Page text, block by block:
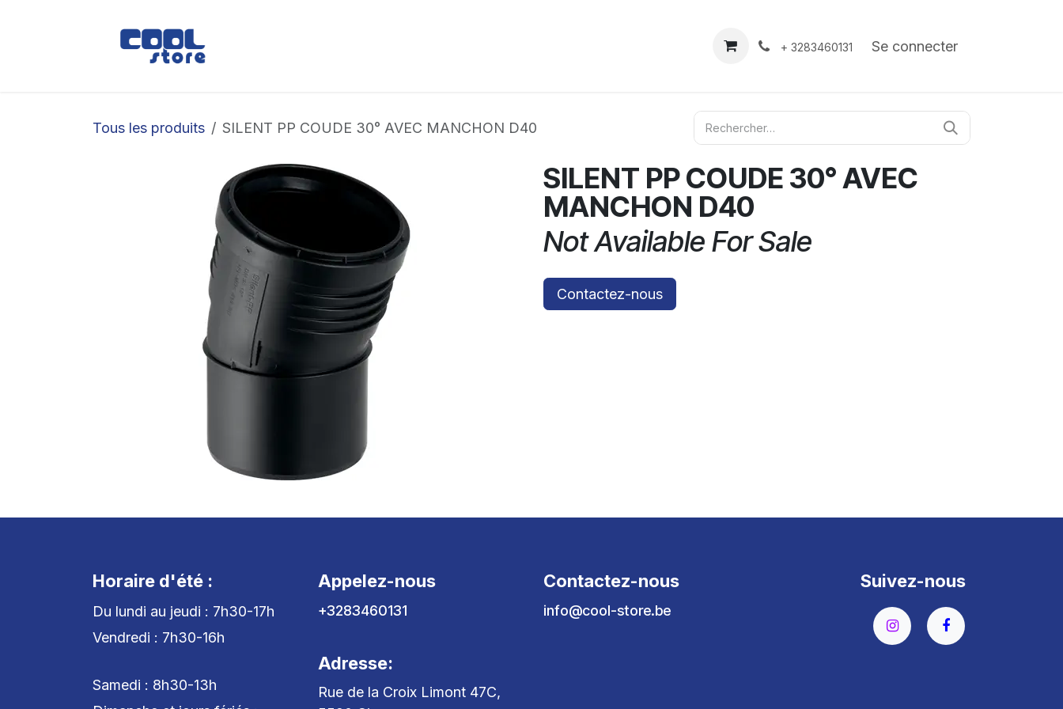
À propos Contact
+ 3283460131 Se connecter
Tous les produits SILENT PP COUDE 30° AVEC MANCHON D40
SILENT PP COUDE 30° AVEC
MANCHON D40
Not Available For Sale
Contactez-nous
Horaire d'été :
Du lundi au jeudi : 7h30-17h
Vendredi : 7h30-16h
Samedi : 8h30-13h
Appelez-nous
+3283460131
Adresse:
Rue de la Croix Limont 47C,
Contactez-nous
info@cool-store.be
Suivez-nous